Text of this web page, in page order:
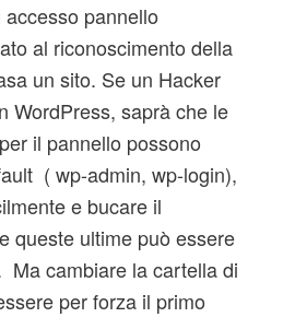
pannello
al riconoscimento della
un sito. Se un Hacker
WordPress, saprà che le
il pannello possono
( wp-admin, wp-login),
e bucare il
queste ultime può essere
Ma cambiare la cartella di
per forza il primo